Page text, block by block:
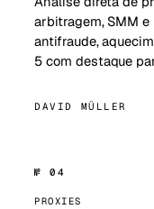
arbitragem, SMM
antifraude,
5 com destaque
DAVID MÜLLER
№ 04
PROXIES